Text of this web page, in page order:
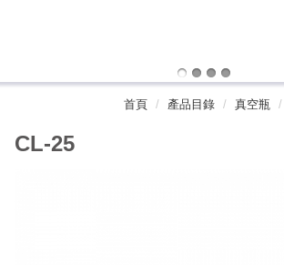
首頁 產品目錄 真空瓶
CL-25